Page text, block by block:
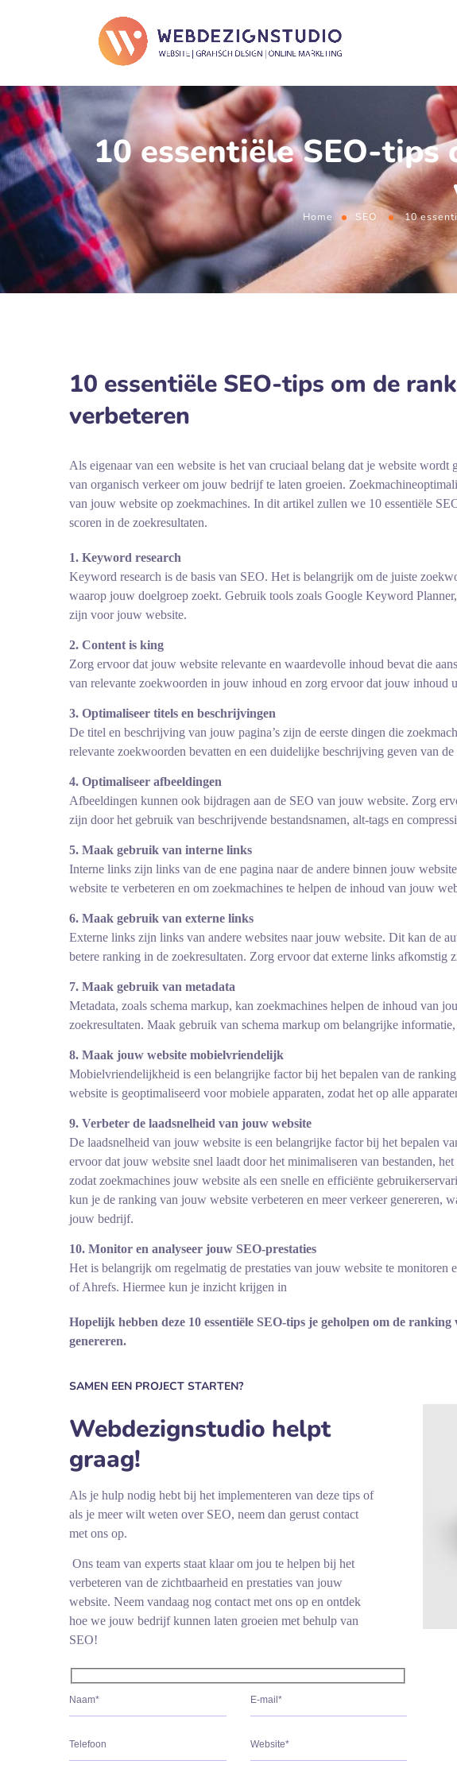
10 essentiële SEO-
Home SEO 10
10 essentiële SEO-tips om de
verbeteren
Als eigenaar van een website is het van cruciaal belang dat je website
van organisch verkeer om jouw bedrijf te laten groeien.
van jouw website op zoekmachines. In dit artikel zullen we 10 essentiële
scoren in de zoekresultaten.
1. Keyword research
Keyword research is de basis van SEO. Het is belangrijk om de juiste
waarop jouw doelgroep zoekt. Gebruik tools zoals Google Keyword
zijn voor jouw website.
2. Content is king
Zorg ervoor dat jouw website relevante en waardevolle inhoud bevat die
van relevante zoekwoorden in jouw inhoud en zorg ervoor dat jouw inhoud
3. Optimaliseer titels en beschrijvingen
De titel en beschrijving van jouw pagina’s zijn de eerste dingen die
relevante zoekwoorden bevatten en een duidelijke beschrijving geven van
4. Optimaliseer afbeeldingen
Afbeeldingen kunnen ook bijdragen aan de SEO van jouw website. Zorg
zijn door het gebruik van beschrijvende bestandsnamen, alt-tags en
5. Maak gebruik van interne links
Interne links zijn links van de ene pagina naar de andere binnen jouw
website te verbeteren en om zoekmachines te helpen de inhoud van jouw
6. Maak gebruik van externe links
Externe links zijn links van andere websites naar jouw website. Dit kan de
betere ranking in de zoekresultaten. Zorg ervoor dat externe links afkomstig
7. Maak gebruik van metadata
Metadata, zoals schema markup, kan zoekmachines helpen de inhoud van
zoekresultaten. Maak gebruik van schema markup om belangrijke
8. Maak jouw website mobielvriendelijk
Mobielvriendelijkheid is een belangrijke factor bij het bepalen van de
website is geoptimaliseerd voor mobiele apparaten, zodat het op alle
9. Verbeter de laadsnelheid van jouw website
De laadsnelheid van jouw website is een belangrijke factor bij het bepalen
ervoor dat jouw website snel laadt door het minimaliseren van bestanden,
zodat zoekmachines jouw website als een snelle en efficiënte
kun je de ranking van jouw website verbeteren en meer verkeer genereren,
jouw bedrijf.
10. Monitor en analyseer jouw SEO-prestaties
Het is belangrijk om regelmatig de prestaties van jouw website te monitoren
of Ahrefs. Hiermee kun je inzicht krijgen in
Hopelijk hebben deze 10 essentiële SEO-tips je geholpen om de
genereren.
SAMEN EEN PROJECT STARTEN?
Webdezignstudio helpt
graag!
Als je hulp nodig hebt bij het implementeren van deze tips of
als je meer wilt weten over SEO, neem dan gerust contact
met ons op.
Ons team van experts staat klaar om jou te helpen bij het
verbeteren van de zichtbaarheid en prestaties van jouw
website. Neem vandaag nog contact met ons op en ontdek
hoe we jouw bedrijf kunnen laten groeien met behulp van
SEO!